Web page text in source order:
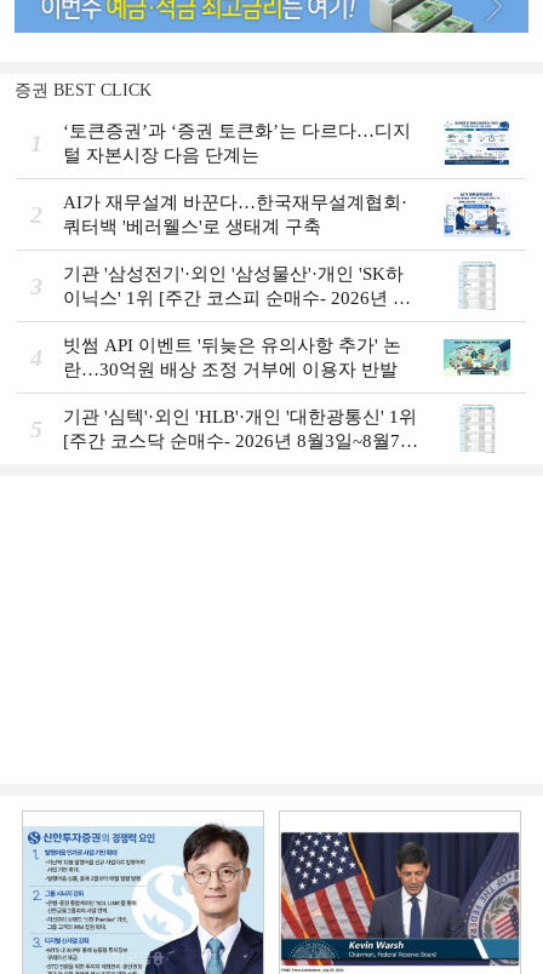
증권 BEST CLICK
1
‘토큰증권’과 ‘증권 토큰화’는 다르다…디지
털 자본시장 다음 단계는
2
AI가 재무설계 바꾼다…한국재무설계협회·
쿼터백 '베러웰스'로 생태계 구축
3
기관 '삼성전기'·외인 '삼성물산'·개인 'SK하
이닉스' 1위 [주간 코스피 순매수- 2026년 8
월3일~8월7일]
4
빗썸 API 이벤트 '뒤늦은 유의사항 추가' 논
란…30억원 배상 조정 거부에 이용자 반발
5
기관 '심텍'·외인 'HLB'·개인 '대한광통신' 1위
[주간 코스닥 순매수- 2026년 8월3일~8월7